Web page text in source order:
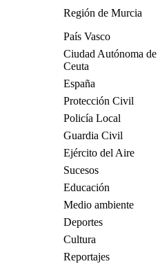
Región de Murcia
País Vasco
Ciudad Autónoma de
Ceuta
España
Protección Civil
Policía Local
Guardia Civil
Ejército del Aire
Sucesos
Educación
Medio ambiente
Deportes
Cultura
Reportajes